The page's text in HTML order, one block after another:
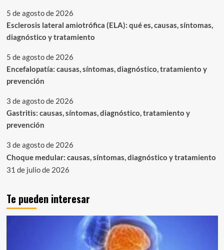
5 de agosto de 2026
Esclerosis lateral amiotrófica (ELA): qué es, causas, síntomas,
diagnóstico y tratamiento
5 de agosto de 2026
Encefalopatía: causas, síntomas, diagnóstico, tratamiento y
prevención
3 de agosto de 2026
Gastritis: causas, síntomas, diagnóstico, tratamiento y
prevención
3 de agosto de 2026
Choque medular: causas, síntomas, diagnóstico y tratamiento
31 de julio de 2026
Te pueden interesar